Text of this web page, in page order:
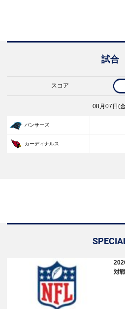
試合
スコア
08月07日(
パンサーズ
カーディナルス
対